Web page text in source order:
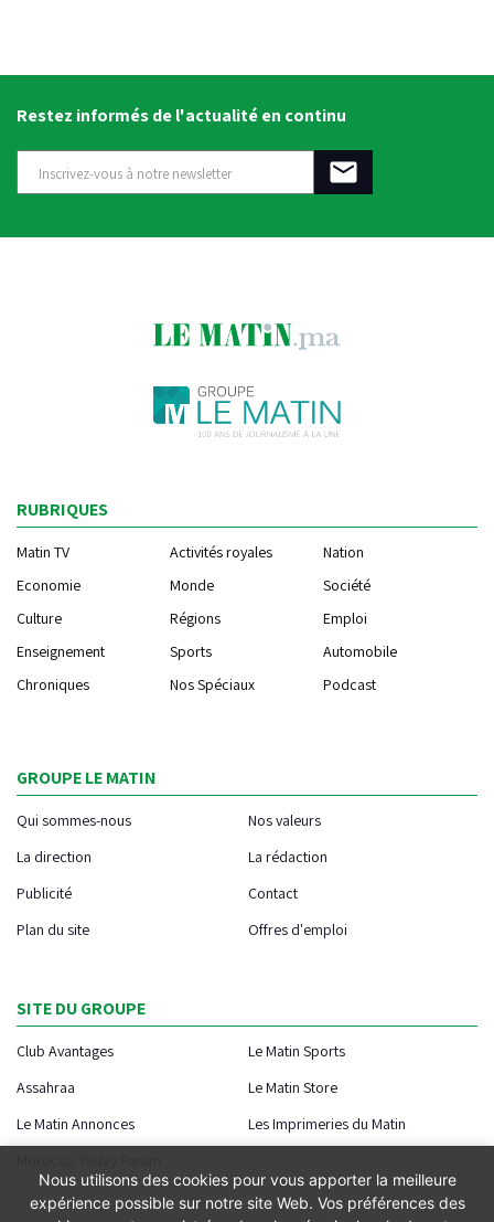
Restez informés de l'actualité en continu
RUBRIQUES
Matin TV Activités royales
Nation
Economie
Monde
Société
Culture
Régions
Emploi
Enseignement
Sports
Automobile
Chroniques
Nos Spéciaux Podcast
GROUPE LE MATIN
Qui sommes-nous
Nos valeurs
La direction
La rédaction
Publicité
Contact
Plan du site
Offres d'emploi
SITE DU GROUPE
Club Avantages
Le Matin Sports
Assahraa
Le Matin Store
Le Matin Annonces
Les Imprimeries du Matin
Nous utilisons des cookies pour vous apporter la meilleure
expérience possible sur notre site Web. Vos préférences des